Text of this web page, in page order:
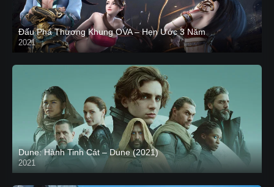
Đấu Phá Thương Khung OVA – Hẹn Ước 3 Năm
2021
Dune: Hành Tinh Cát – Dune (2021)
2021
HD VIETSUB